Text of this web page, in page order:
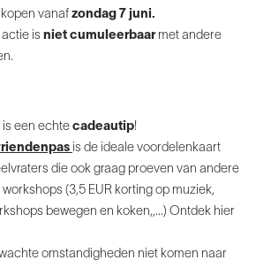
vanaf zondag 7 juni.
is niet cumuleerbaarmet andere
is een echte cadeautip!
is de ideale voordelenkaart
die ook graag proeven van andere
(3,5 EUR korting op muziek,
bewegen en koken,,...) Ontdek hier
omstandigheden niet komen naar